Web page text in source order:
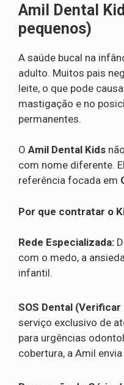
Amil Dental
pequenos)
A saúde bucal na
adulto. Muitos pais
leite, o que pode
mastigação e no
permanentes.
O Amil Dental Kids
com nome diferente.
referência focada em
Por que contratar o
Rede Especializada:
com o medo, a
infantil.
SOS Dental
serviço exclusivo de
para urgências
cobertura, a Amil